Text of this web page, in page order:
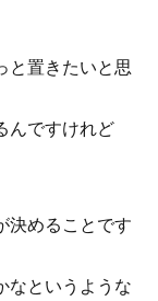
と置きたいと思
んですけれど
決めることです
なというような